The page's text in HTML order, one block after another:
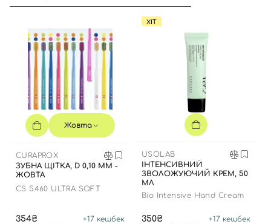
Жовта
CURAPROX
ЗУБНА ЩІТКА, D 0,10 ММ -
ЖОВТА
CS 5460 ULTRA SOFT
354₴ +17 кешбек
ХІТ
USOLAB
ІНТЕНСИВНИЙ
ЗВОЛОЖУЮЧИЙ КРЕМ, 50
МЛ
Bio Intensive Hand Cream
350₴ +17 кешбек